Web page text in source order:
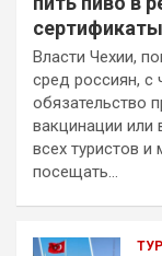
сертификаты
Власти Чехии,
сред россиян, с
обязательство
вакцинации или
всех туристов
посещать…